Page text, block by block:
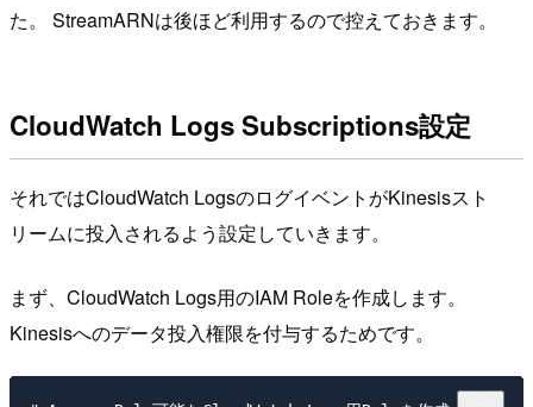
た。 StreamARNは後ほど利用するので控えておきます。
CloudWatch Logs Subscriptions設定
それではCloudWatch LogsのログイベントがKinesisスト
リームに投入されるよう設定していきます。
まず、CloudWatch Logs用のIAM Roleを作成します。
Kinesisへのデータ投入権限を付与するためです。